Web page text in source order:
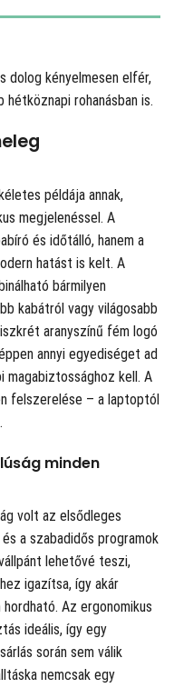
dolog kényelmesen elfér,
rohanásban is.
példája annak,
megjelenéssel. A
és időtálló, hanem a
hatást is kelt. A
bármilyen
kabátról vagy világosabb
aranyszínű fém logó
annyi egyediséget ad
magabiztossághoz kell. A
felszerelése – a laptoptól
minden
volt az elsődleges
a szabadidős programok
lehetővé teszi,
igazítsa, így akár
Az ergonomikus
ideális, így egy
során sem válik
nemcsak egy